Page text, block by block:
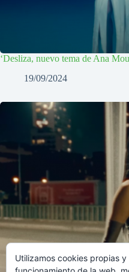
‘Desliza, nuevo tema de Ana
19/09/2024
Utilizamos cookies propias